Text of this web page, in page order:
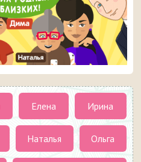
Елена Ирина
Наталья Ольга